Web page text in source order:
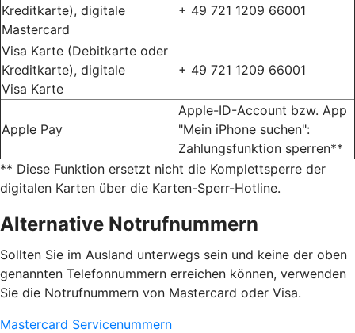
Kreditkarte), digitale
Mastercard
+ 49 721 1209 66001
Visa Karte (Debitkarte oder
Kreditkarte), digitale
Visa Karte
+ 49 721 1209 66001
Apple Pay
Apple-ID-Account bzw. App
"Mein iPhone suchen":
Zahlungsfunktion sperren**
** Diese Funktion ersetzt nicht die Komplettsperre der
digitalen Karten über die Karten-Sperr-Hotline.
Alternative Notrufnummern
Sollten Sie im Ausland unterwegs sein und keine der oben
genannten Telefonnummern erreichen können, verwenden
Sie die Notrufnummern von Mastercard oder Visa.
Mastercard Servicenummern